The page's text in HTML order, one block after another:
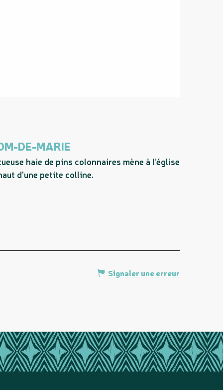
DE-MARIE
haie de pins colonnaires mène à l’église
d'une petite colline.
Signaler une erreur